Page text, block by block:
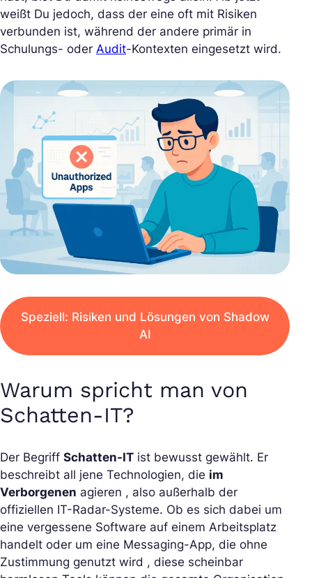
weißt Du jedoch, dass der eine oft mit Risiken
verbunden ist, während der andere primär in
Schulungs- oder Audit-Kontexten eingesetzt wird.
Speziell: Risiken und Lösungen von Shadow
AI
Warum spricht man von
Schatten-IT?
Der Begriff Schatten-IT ist bewusst gewählt. Er
beschreibt all jene Technologien, die im
Verborgenen agieren , also außerhalb der
offiziellen IT-Radar-Systeme. Ob es sich dabei um
eine vergessene Software auf einem Arbeitsplatz
handelt oder um eine Messaging-App, die ohne
Zustimmung genutzt wird , diese scheinbar